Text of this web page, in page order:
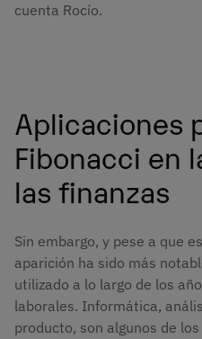
cuenta Rocío.
Aplicaciones
Fibonacci en
las finanzas
Sin embargo, y pese a que
aparición ha sido más
utilizado a lo largo de los
laborales. Informática,
producto, son algunos de